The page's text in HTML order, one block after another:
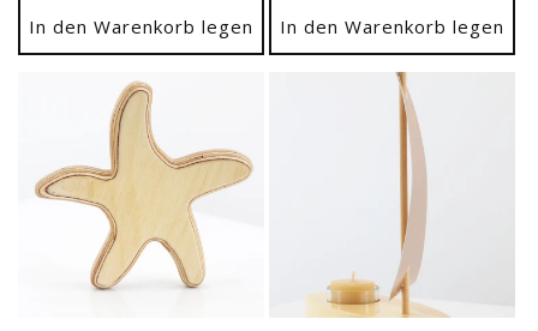
In den Warenkorb legen In den Warenkorb legen